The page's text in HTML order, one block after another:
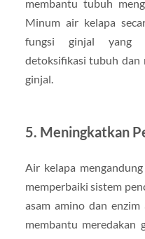
membantu tubuh
Minum air kelapa
fungsi ginjal yang
detoksifikasi tubuh dan
ginjal.
5. Meningkatkan
Air kelapa
memperbaiki sistem
asam amino dan
membantu meredakan